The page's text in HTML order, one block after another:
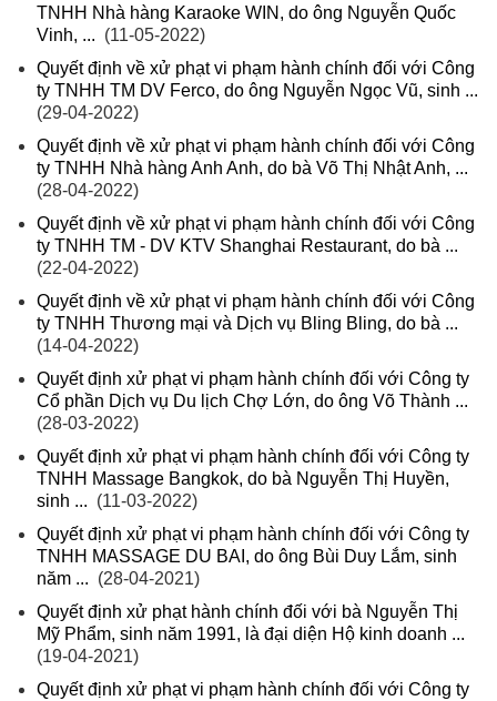
TNHH Nhà hàng Karaoke WIN, do ông Nguyễn Quốc
Vinh, ... (11-05-2022)
Quyết định về xử phạt vi phạm hành chính đối với Công
ty TNHH TM DV Ferco, do ông Nguyễn Ngọc Vũ, sinh ...
(29-04-2022)
Quyết định về xử phạt vi phạm hành chính đối với Công
ty TNHH Nhà hàng Anh Anh, do bà Võ Thị Nhật Anh, ...
(28-04-2022)
Quyết định về xử phạt vi phạm hành chính đối với Công
ty TNHH TM - DV KTV Shanghai Restaurant, do bà ...
(22-04-2022)
Quyết định về xử phạt vi phạm hành chính đối với Công
ty TNHH Thương mại và Dịch vụ Bling Bling, do bà ...
(14-04-2022)
Quyết định xử phạt vi phạm hành chính đối với Công ty
Cổ phần Dịch vụ Du lịch Chợ Lớn, do ông Võ Thành ...
(28-03-2022)
Quyết định xử phạt vi phạm hành chính đối với Công ty
TNHH Massage Bangkok, do bà Nguyễn Thị Huyền,
sinh ... (11-03-2022)
Quyết định xử phạt vi phạm hành chính đối với Công ty
TNHH MASSAGE DU BAI, do ông Bùi Duy Lắm, sinh
năm ... (28-04-2021)
Quyết định xử phạt hành chính đối với bà Nguyễn Thị
Mỹ Phẩm, sinh năm 1991, là đại diện Hộ kinh doanh ...
(19-04-2021)
Quyết định xử phạt vi phạm hành chính đối với Công ty